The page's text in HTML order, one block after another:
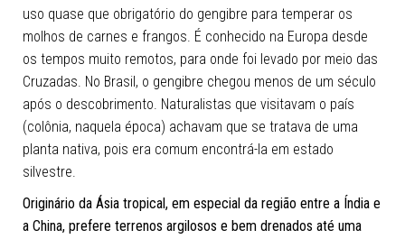
uso quase que obrigatório do gengibre para temperar os
molhos de carnes e frangos. É conhecido na Europa desde
os tempos muito remotos, para onde foi levado por meio das
Cruzadas. No Brasil, o gengibre chegou menos de um século
após o descobrimento. Naturalistas que visitavam o país
(colônia, naquela época) achavam que se tratava de uma
planta nativa, pois era comum encontrá-la em estado
silvestre.
Originário da Ásia tropical, em especial da região entre a Índia e
a China, prefere terrenos argilosos e bem drenados até uma